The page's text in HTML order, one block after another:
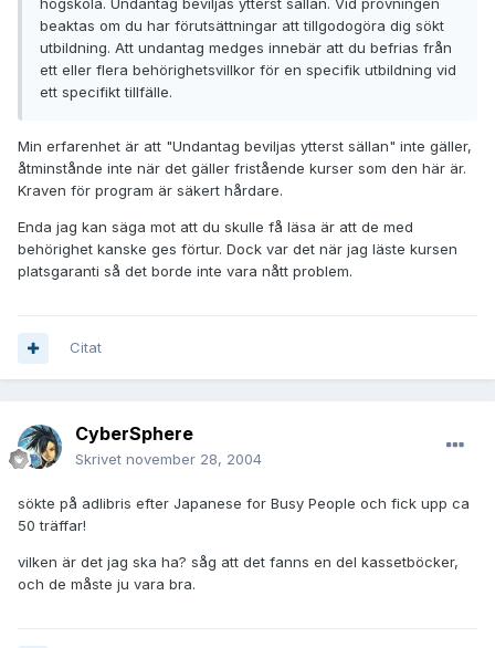
högskola. Undantag beviljas ytterst sällan. Vid prövningen
beaktas om du har förutsättningar att tillgodogöra dig sökt
utbildning. Att undantag medges innebär att du befrias från
ett eller flera behörighetsvillkor för en specifik utbildning vid
ett specifikt tillfälle.
Min erfarenhet är att "Undantag beviljas ytterst sällan" inte gäller,
åtminstånde inte när det gäller fristående kurser som den här är.
Kraven för program är säkert hårdare.
Enda jag kan säga mot att du skulle få läsa är att de med
behörighet kanske ges förtur. Dock var det när jag läste kursen
platsgaranti så det borde inte vara nått problem.
Citat
CyberSphere
Skrivet november 28, 2004
sökte på adlibris efter Japanese for Busy People och fick upp ca
50 träffar!
vilken är det jag ska ha? såg att det fanns en del kassetböcker,
och de måste ju vara bra.